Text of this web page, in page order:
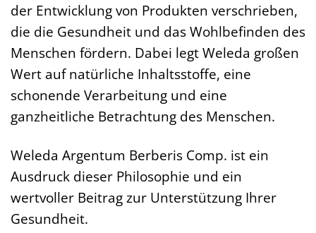
der Entwicklung von Produkten verschrieben,
die die Gesundheit und das Wohlbefinden des
Menschen fördern. Dabei legt Weleda großen
Wert auf natürliche Inhaltsstoffe, eine
schonende Verarbeitung und eine
ganzheitliche Betrachtung des Menschen.
Weleda Argentum Berberis Comp. ist ein
Ausdruck dieser Philosophie und ein
wertvoller Beitrag zur Unterstützung Ihrer
Gesundheit.